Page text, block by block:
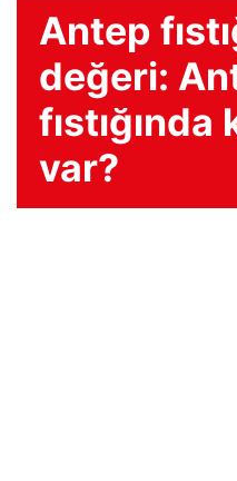
Antep
değeri:
var?